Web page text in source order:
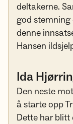
deltakerne.
god stemning
denne
Hansen
Ida
Den neste
å starte opp
Dette har blitt